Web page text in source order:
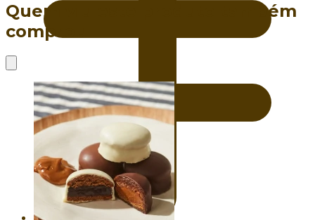
Quem viu este produto também
comprou